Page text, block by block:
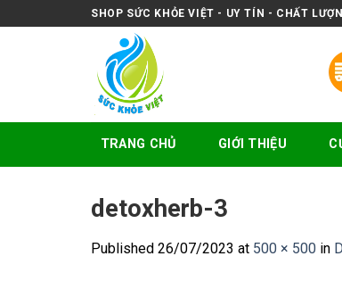
to
SHOP SỨC KHỎE VIỆT - UY TÍN - CHẤT
TRANG CHỦ GIỚI THIỆU
detoxherb-3
Published 26/07/2023 at 500 × 500 in